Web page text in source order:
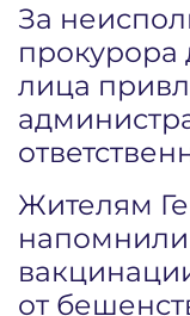
За
прокурора
лица
Жителям
напомнили
от